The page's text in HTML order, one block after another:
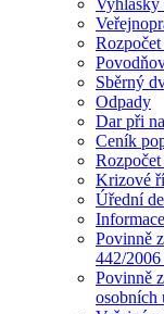
Sběrný
Odpady
Dar při
Ceník
Krizové
Úřední
Povinně
442/2006
Povinně
osobních